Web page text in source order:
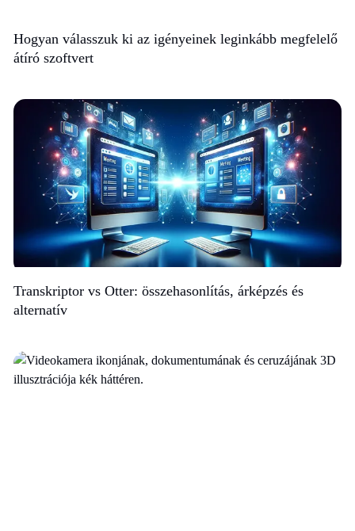
Hogyan válasszuk ki az igényeinek leginkább megfelelő
átíró szoftvert
Transkriptor vs Otter: összehasonlítás, árképzés és
alternatív